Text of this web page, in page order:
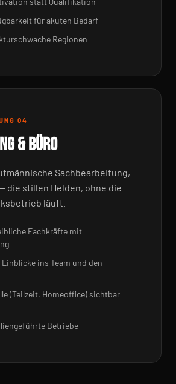
für akuten Bedarf
Regionen
04
& BÜRO
Sachbearbeitung,
die stillen Helden, ohne die
läuft.
Fachkräfte mit
ins Team und den
(Teilzeit, Homeoffice) sichtbar
Betriebe